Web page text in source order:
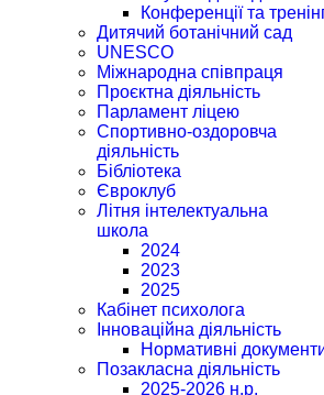
Конференції та
Дитячий ботанічний сад
UNESCO
Міжнародна співпраця
Проєктна діяльність
Парламент ліцею
Спортивно-оздоровча
діяльність
Бібліотека
Євроклуб
Літня інтелектуальна
школа
2024
2023
2025
Кабінет психолога
Інноваційна діяльність
Нормативні
Позакласна діяльність
2025-2026 н.р.